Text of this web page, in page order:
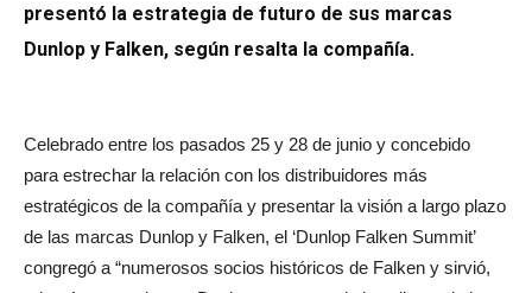
presentó la estrategia de futuro de sus marcas
Dunlop y Falken, según resalta la compañía.
Celebrado entre los pasados 25 y 28 de junio y concebido
para estrechar la relación con los distribuidores más
estratégicos de la compañía y presentar la visión a largo plazo
de las marcas Dunlop y Falken, el ‘Dunlop Falken Summit’
congregó a “numerosos socios históricos de Falken y sirvió,